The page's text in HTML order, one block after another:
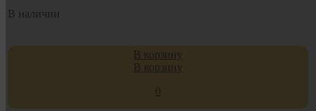
В наличии
В корзину
В корзину
0